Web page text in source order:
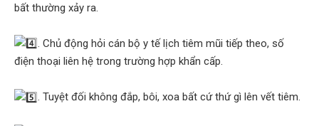
bất thường xảy ra.
. Chủ động hỏi cán bộ y tế lịch tiêm mũi tiếp theo, số
điện thoại liên hệ trong trường hợp khẩn cấp.
. Tuyệt đối không đắp, bôi, xoa bất cứ thứ gì lên vết tiêm.